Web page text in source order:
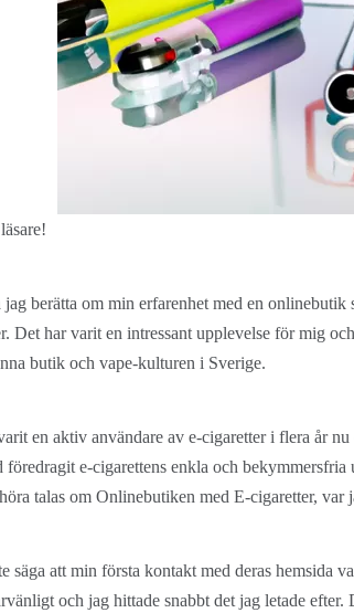
jag berätta om min erfarenhet med en
Det har varit en intressant upplevelse för mig
butik och vape-kulturen i Sverige.
en aktiv användare av e-cigaretter i flera år
föredragit e-cigarettens enkla och
talas om Onlinebutiken med E-cigaretter,
säga att min första kontakt med deras hemsida
och jag hittade snabbt det jag letade